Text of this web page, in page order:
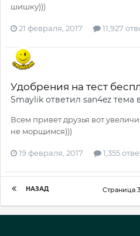
шишку)))
21 февраля, 2017 11,927
Удобрения на тест
Smaylik ответил san4ez тема
Всем привет друзья вот
не морщимся)))
19 февраля, 2017 1,355
НАЗАД Страница